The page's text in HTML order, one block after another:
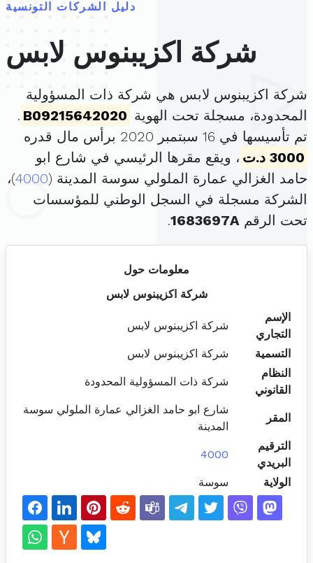
دليل الشركات التونسية
شركة اكزيبنوس لابس
شركة اكزيبنوس لابس هي شركة ذات المسؤولية
المحدودة، مسجلة تحت الهوية B09215642020
.
تم تأسيسها في 16 سبتمبر 2020 برأس مال قدره
3000 د.ت
، ويقع مقرها الرئيسي في شارع ابو
حامد الغزالي عمارة الملولي سوسة المدينة (4000)،
الشركة مسجلة في السجل الوطني للمؤسسات
تحت الرقم 1683697A
.
معلومات حول
شركة اكزيبنوس لابس
الإسم
التجاري
شركة اكزيبنوس لابس
التسمية
شركة اكزيبنوس لابس
النظام
القانوني
شركة ذات المسؤولية المحدودة
المقر
شارع ابو حامد الغزالي عمارة الملولي سوسة
المدينة
الترقيم
البريدي
4000
الولاية سوسة